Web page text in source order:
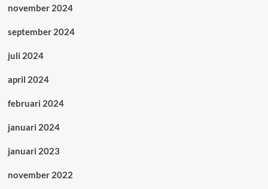
november 2024
september 2024
juli 2024
april 2024
februari 2024
januari 2024
januari 2023
november 2022